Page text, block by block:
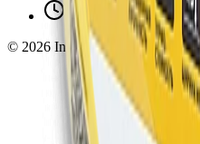
Ежедневно 10:00 —
© 2026 InSafe.ru — Товары и